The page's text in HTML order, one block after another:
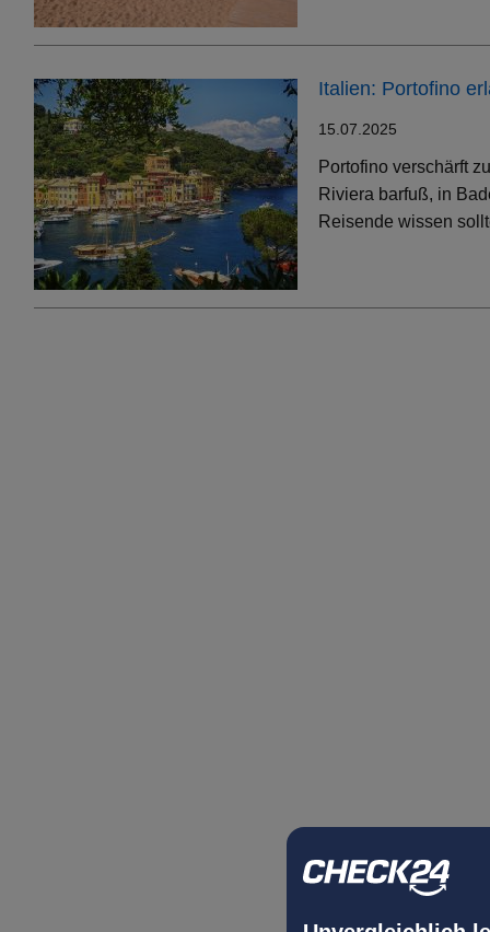
Italien: Portofino
15.07.2025
Portofino verschärft
Riviera barfuß, in
Reisende wissen